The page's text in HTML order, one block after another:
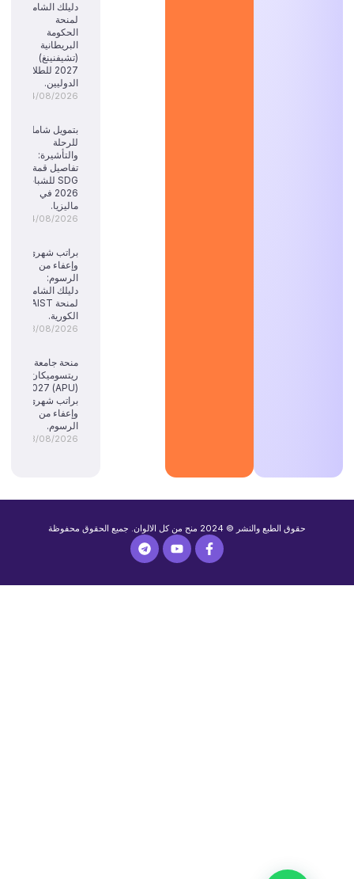
دليلك الشامل
لمنحة
الحكومة
البريطانية
(تشيفنينغ)
2027 للطلاب
الدوليين.
04/08/2026
بتمويل شامل
للرحلة
والتأشيرة:
تفاصيل قمة
SDG للشباب
2026 في
ماليزيا.
04/08/2026
براتب شهري
وإعفاء من
الرسوم:
دليلك الشامل
لمنحة KAIST
الكورية.
03/08/2026
منحة جامعة
ريتسوميكان
(APU) 2027:
براتب شهري
وإعفاء من
الرسوم.
03/08/2026
حقوق الطبع والنشر © 2024 منح من كل الالوان. جميع الحقوق محفوظة